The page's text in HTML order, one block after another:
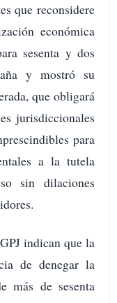
que reconsidere
económica
sesenta y dos
y mostró su
que obligará
jurisdiccionales
para
a la tutela
sin dilaciones
indican que la
de denegar la
más de sesenta